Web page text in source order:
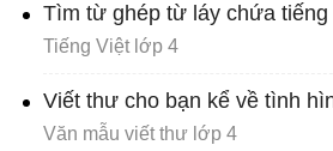
Tìm từ ghép từ láy chứa tiếng
Tiếng Việt lớp 4
Viết thư cho bạn kể về tình
Văn mẫu viết thư lớp 4